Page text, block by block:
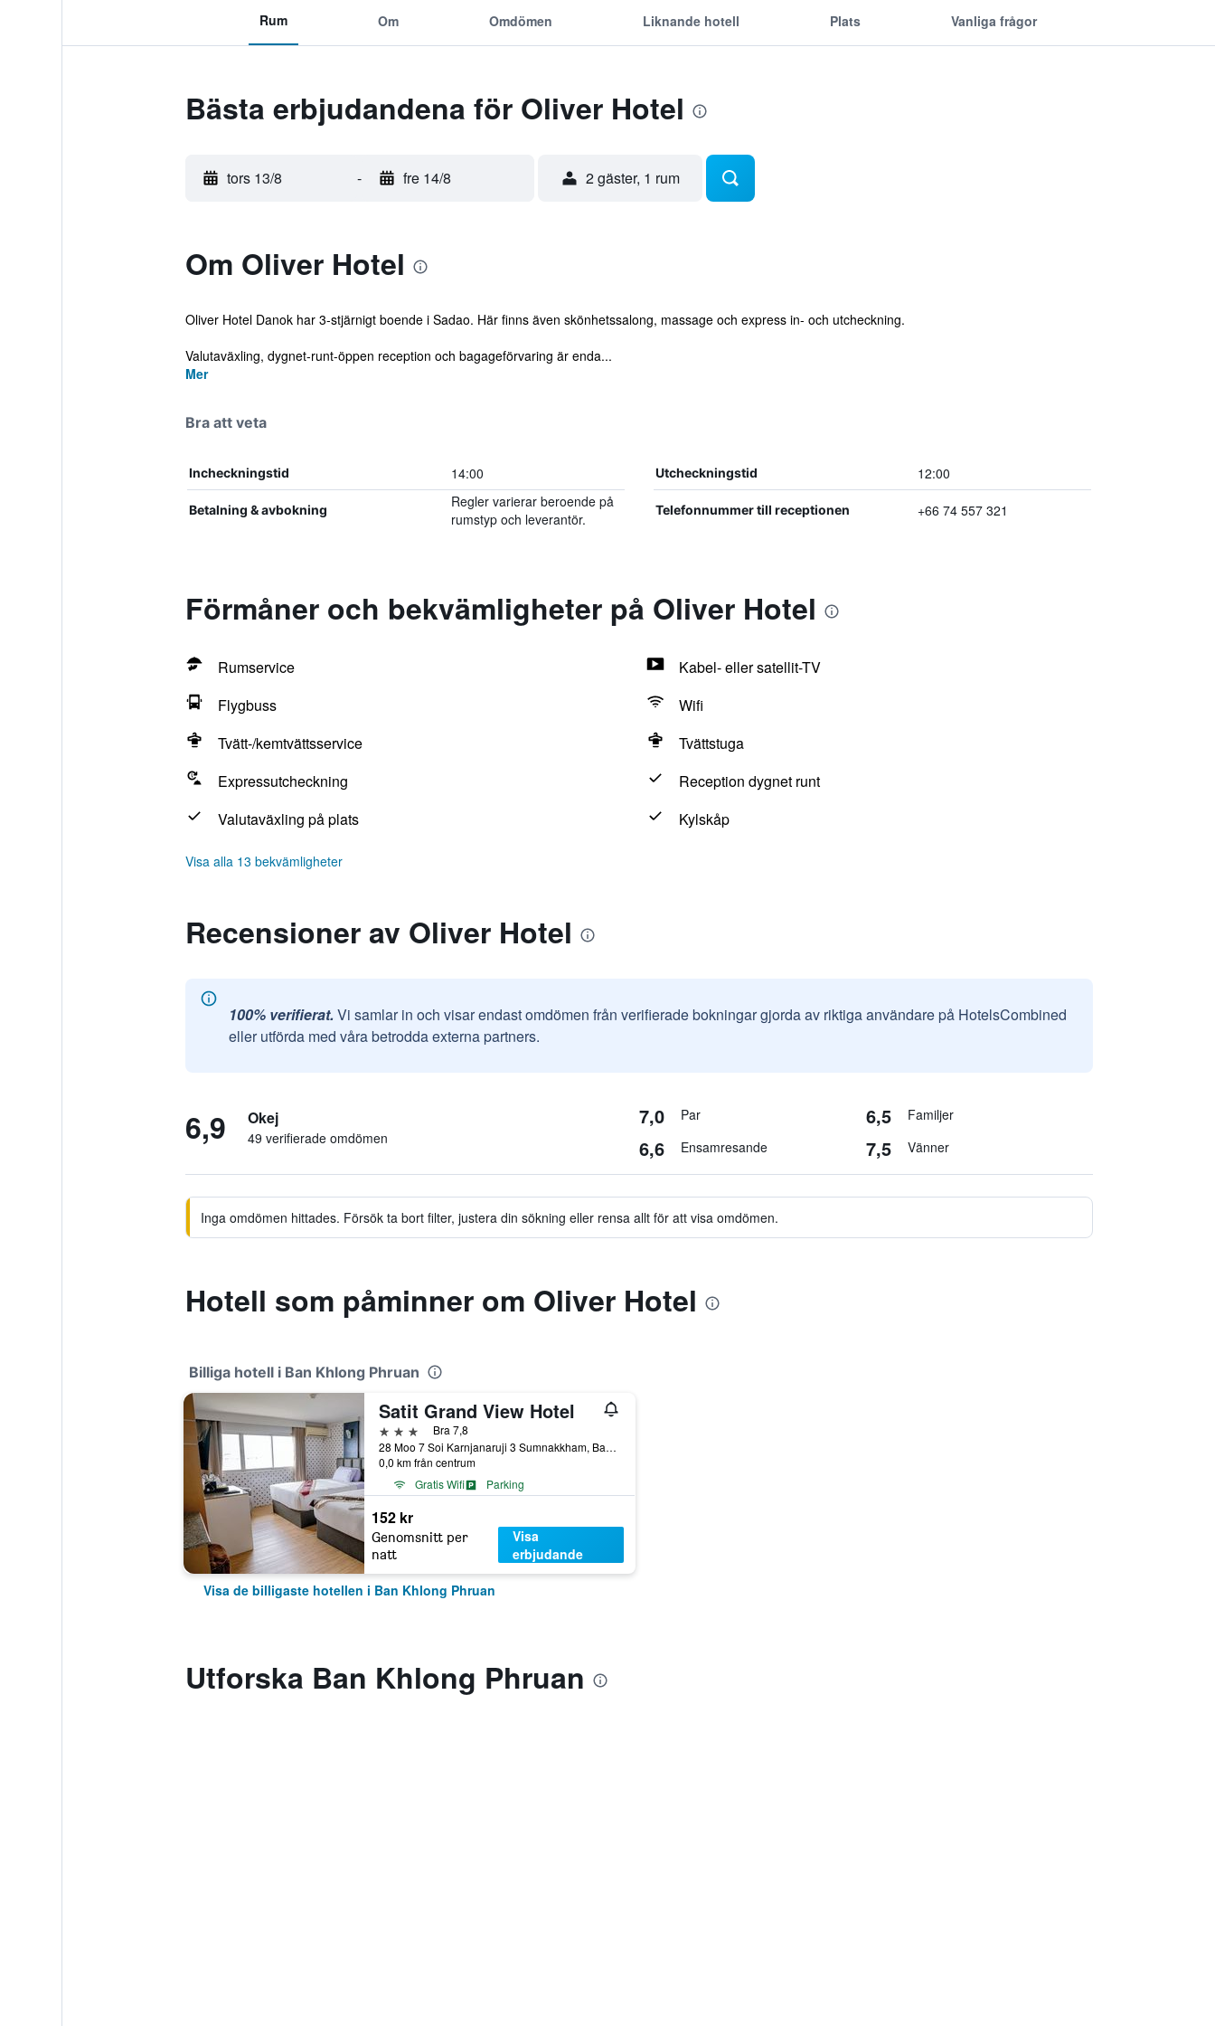
Rum Om Omdömen Liknande hotell Plats Vanliga frågor
Bästa erbjudandena för Oliver Hotel
tors 13/8 - fre 14/8 2 gäster, 1 rum
Om Oliver Hotel
Oliver Hotel Danok har 3-stjärnigt boende i Sadao. Här finns även skönhetssalong, massage och express in- och utcheckning.
Valutaväxling, dygnet-runt-öppen reception och bagageförvaring är enda...
Mer
Bra att veta
Incheckningstid 14:00 Utcheckningstid 12:00
Betalning & avbokning
Regler varierar beroende på
rumstyp och leverantör.
Telefonnummer till receptionen +66 74 557 321
Förmåner och bekvämligheter på Oliver Hotel
Rumservice
Kabel- eller satellit-TV
Flygbuss
Wifi
Tvätt-/kemtvättsservice
Tvättstuga
Expressutcheckning
Reception dygnet runt
Valutaväxling på plats
Kylskåp
Visa alla 13 bekvämligheter
Recensioner av Oliver Hotel
100% verifierat. Vi samlar in och visar endast omdömen från verifierade bokningar gjorda av riktiga användare på HotelsCombined
eller utförda med våra betrodda externa partners.
6,9 Okej
49 verifierade omdömen
7,0 Par 6,5 Familjer
6,6 Ensamresande 7,5 Vänner
Inga omdömen hittades. Försök ta bort filter, justera din sökning eller rensa allt för att visa omdömen.
Hotell som påminner om Oliver Hotel
Billiga hotell i Ban Khlong Phruan
Satit Grand View Hotel
3 stjärnorBra 7,8
28 Moo 7 Soi Karnjanaruji 3 Sumnakkham, Ban Khlong Phruan, Thailand
0,0 km från centrum
Gratis Wifi
Parking
152 kr
Genomsnitt per
natt
Visa
erbjudande
Visa de billigaste hotellen i Ban Khlong Phruan
Utforska Ban Khlong Phruan